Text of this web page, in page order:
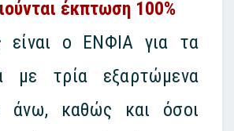
έκπτωση 100%
είναι ο ΕΝΦΙΑ για τα
με τρία εξαρτώμενα
άνω, καθώς και όσοι